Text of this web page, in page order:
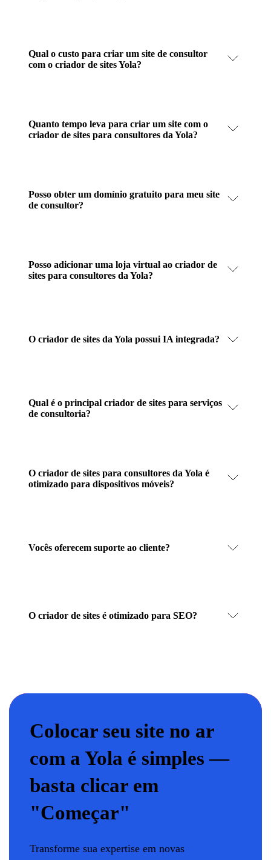
Qual o custo para criar um site de consultor
com o criador de sites Yola?
Quanto tempo leva para criar um site com o
criador de sites para consultores da Yola?
Posso obter um domínio gratuito para meu site
de consultor?
Posso adicionar uma loja virtual ao criador de
sites para consultores da Yola?
O criador de sites da Yola possui IA integrada?
Qual é o principal criador de sites para serviços
de consultoria?
O criador de sites para consultores da Yola é
otimizado para dispositivos móveis?
Vocês oferecem suporte ao cliente?
O criador de sites é otimizado para SEO?
Colocar seu site no ar
com a Yola é simples —
basta clicar em
"Começar"
Transforme sua expertise em novas